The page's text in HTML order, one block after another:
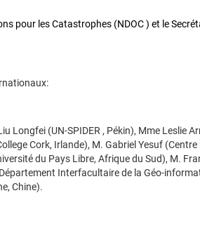
pour les Catastrophes (NDOC ) et le
Longfei (UN-SPIDER , Pékin), Mme Leslie
Cork, Irlande), M. Gabriel Yesuf
du Pays Libre, Afrique du Sud), M.
Interfacultaire de la Géo-
Chine).